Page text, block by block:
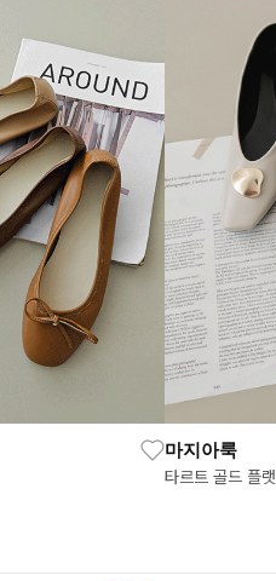
마지아룩
타르트 골드 플랫